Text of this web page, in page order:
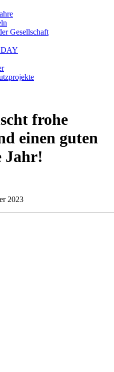
Gesellschaft
frohe
einen guten
Jahr!
2023